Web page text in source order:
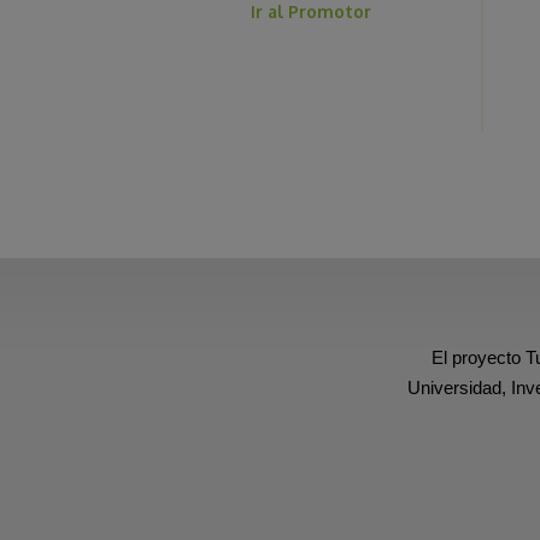
Ir al Promotor
El proyecto
Universidad,